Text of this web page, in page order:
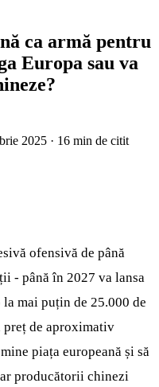
ca armă pentru
Europa sau va
2025 · 16 min de citit
ofensivă de până
- până în 2027 va lansa
mai puțin de 25.000 de
de aproximativ
piața europeană și să
producătorii chinezi